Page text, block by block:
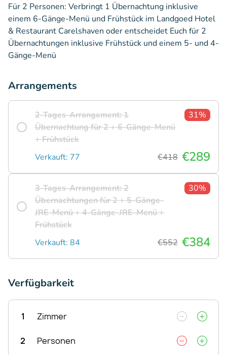
Für 2 Personen: Verbringt 1 Übernachtung inklusive
einem 6-Gänge-Menü und Frühstück im Landgoed Hotel
& Restaurant Carelshaven oder entscheidet Euch für 2
Übernachtungen inklusive Frühstück und einem 5- und 4-
Gänge-Menü
Arrangements
2-Tages-Arrangement: 1
Übernachtung für 2 + 6-Gänge-Menü
+ Frühstück
31%
Verkauft: 77 €418 €289
3-Tages-Arrangement: 2
Übernachtungen für 2 + 5-Gänge-
JRE-Menü + 4-Gänge-JRE-Menü +
Frühstück
30%
Verkauft: 84 €552 €384
Verfügbarkeit
1 Zimmer
2 Personen